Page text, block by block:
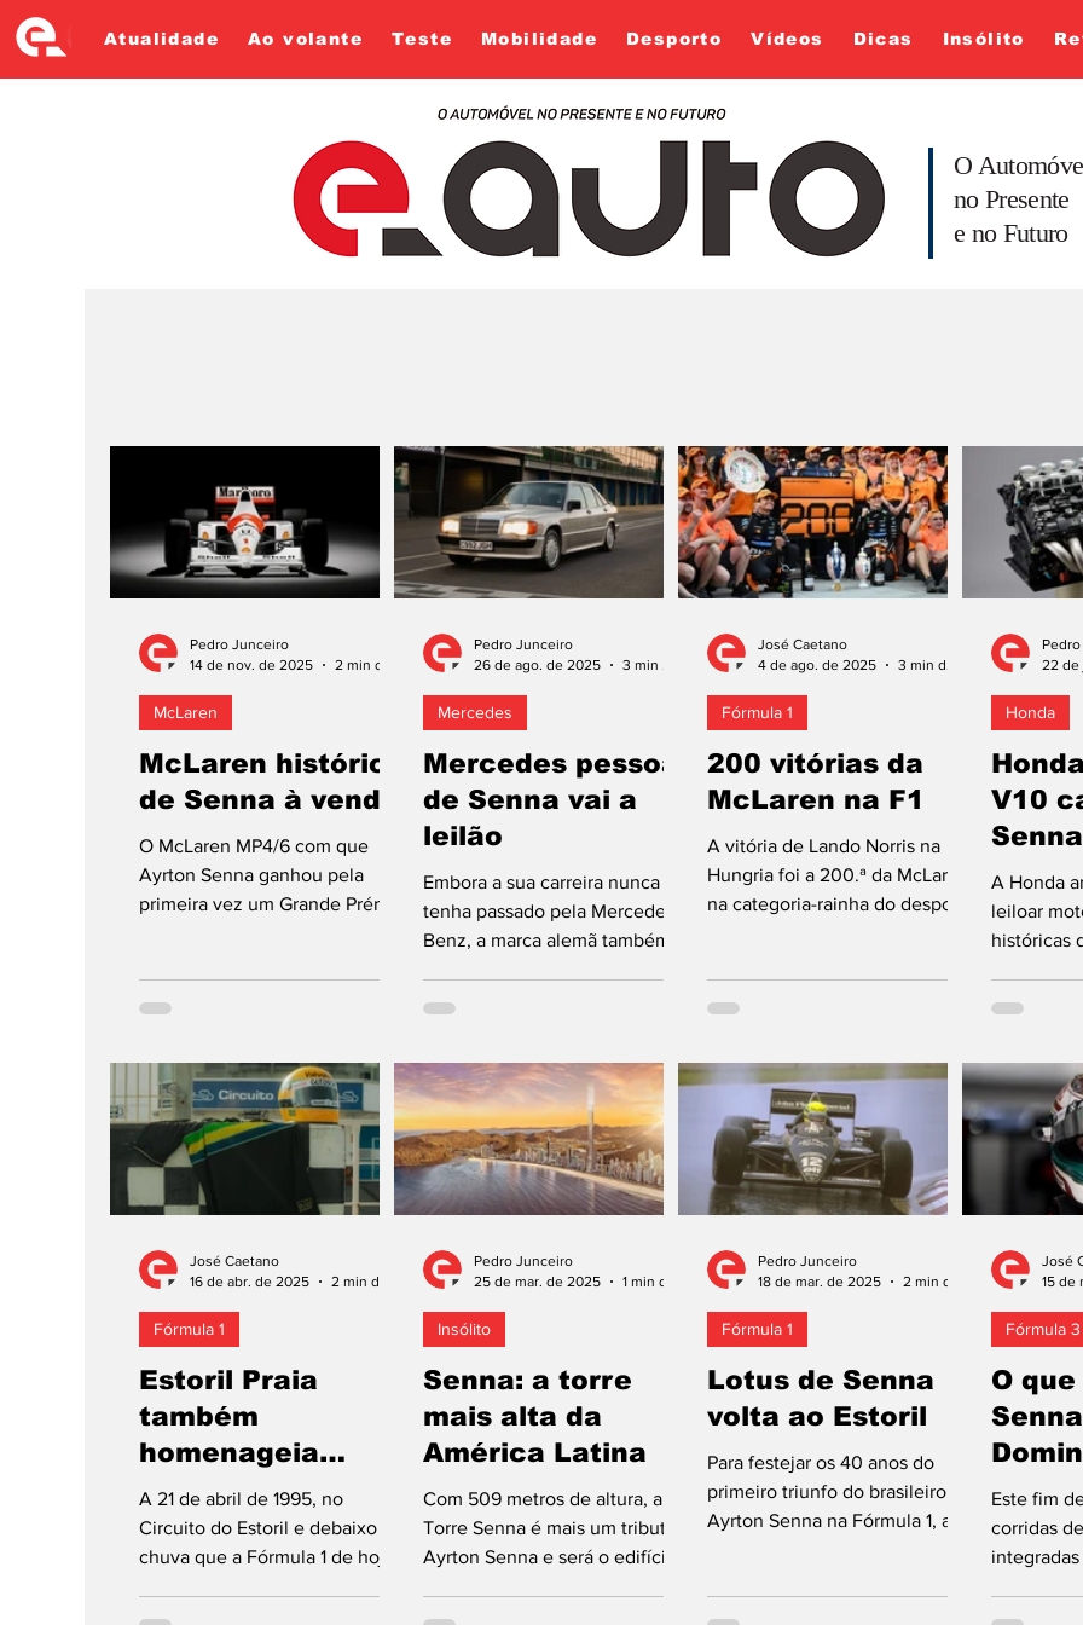
Atualidade Ao volante Teste Mobilidade Desporto Vídeos Dicas Insólito
O
no Presente
e no Futuro
McLaren histórico
de Senna à venda!
O McLaren MP4/6 com que
Ayrton Senna ganhou pela
primeira vez um Grande Prémio
na ordem dos 12 a 15 milhões
taxa de câmbio atual, a 10,9 a
13,6 milhões de euros. De
acordo com empresa, esta
monolugar com o chassis #1, e
histórias e significados muito
estado ótimo de conservação, e
pode, por isso, tornar-se num
dos Fórmula 1 mais val
McLaren
Pedro Junceiro
14 de nov. de 2025
Mercedes pessoal
de Senna vai a
leilão
Embora a sua carreira nunca
tenha passado pela Mercedes-
Benz, a marca alemã também
Ayrton Senna, que chegou...
Mercedes
Pedro Junceiro
26 de ago. de 2025
3 min de leitura
200 vitórias da
McLaren na F1
A vitória de Lando Norris na
Hungria foi a 200.ª da McLaren
na categoria-rainha do desporto
Fórmula 1
José Caetano
4 de ago. de 2025
3 min de leitura
V10
Senna
A Honda
leiloar
históricas
RA100E
Honda
22 de
Estoril Praia
também
homenageia
Senna
A 21 de abril de 1995, no
Circuito do Estoril e debaixo de
chuva que a Fórmula 1 de hoje
segurança, Ayrton...
Fórmula 1
José Caetano
16 de abr. de 2025
Senna: a torre
mais alta da
América Latina
Com 509 metros de altura, a
Torre Senna é mais um tributo a
Ayrton Senna e será o edifício
situando-se no...
Insólito
Pedro Junceiro
25 de mar. de 2025
Lotus de Senna
volta ao Estoril
Para festejar os 40 anos do
primeiro triunfo do brasileiro
Ayrton Senna na Fórmula 1, a 21
Fórmula 1
Pedro Junceiro
18 de mar. de 2025
O
Este fim
corridas
da
Fórmula 3
José
15 de